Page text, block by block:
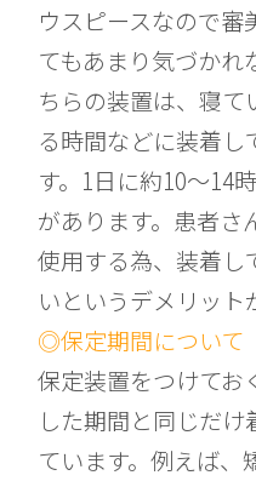
ウスピースなので審
てもあまり気づかれ
ちらの装置は、寝
る時間などに装着し
す。1日に約10〜14
があります。患者さ
使用する為、装着し
いというデメリット
◎保定期間について
保定装置をつけてお
した期間と同じだ
ています。例えば、